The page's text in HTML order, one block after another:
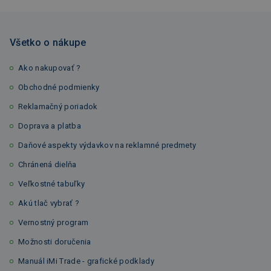
Všetko o nákupe
Ako nakupovať ?
Obchodné podmienky
Reklamačný poriadok
Doprava a platba
Daňové aspekty výdavkov na reklamné predmety
Chránená dielňa
Veľkostné tabuľky
Akú tlač vybrať ?
Vernostný program
Možnosti doručenia
Manuál iMi Trade - grafické podklady